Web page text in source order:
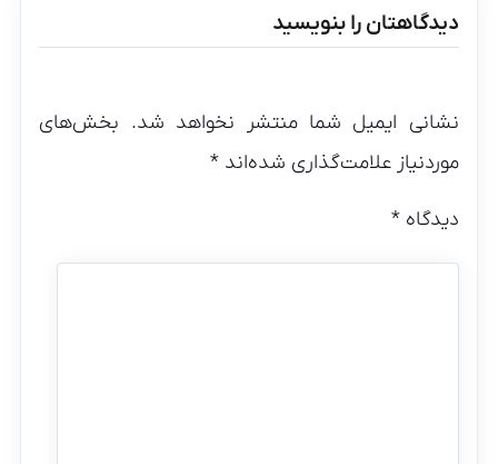
دیدگاهتان را بنویسید
نشانی ایمیل شما منتشر نخواهد شد. بخش‌های
موردنیاز علامت‌گذاری شده‌اند*
دیدگاه*